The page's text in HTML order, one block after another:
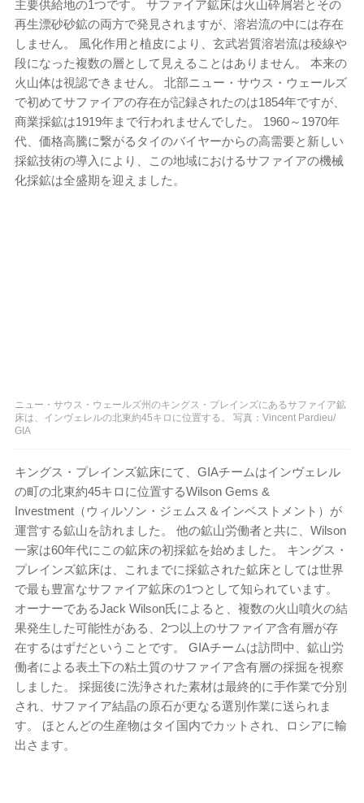
主要供給地の1つです。 サファイア鉱床は火山砕屑岩とその
再生漂砂砂鉱の両方で発見されますが、溶岩流の中には存在
しません。 風化作用と植皮により、玄武岩質溶岩流は稜線や
段になった複数の層として見えることはありません。 本来の
火山体は視認できません。 北部ニュー・サウス・ウェールズ
で初めてサファイアの存在が記録されたのは1854年ですが、
商業採鉱は1919年まで行われませんでした。 1960～1970年
代、価格高騰に繋がるタイのバイヤーからの高需要と新しい
採鉱技術の導入により、この地域におけるサファイアの機械
化採鉱は全盛期を迎えました。
ニュー・サウス・ウェールズ州のキングス・プレインズにあるサファイア鉱
床は、インヴェレルの北東約45キロに位置する。 写真：Vincent Pardieu/
GIA
キングス・プレインズ鉱床にて、GIAチームはインヴェレル
の町の北東約45キロに位置するWilson Gems &
Investment（ウィルソン・ジェムス＆インベストメント）が
運営する鉱山を訪れました。 他の鉱山労働者と共に、Wilson
一家は60年代にこの鉱床の初採鉱を始めました。 キングス・
プレインズ鉱床は、これまでに採鉱された鉱床としては世界
で最も豊富なサファイア鉱床の1つとして知られています。
オーナーであるJack Wilson氏によると、複数の火山噴火の結
果発生した可能性がある、2つ以上のサファイア含有層が存
在するはずだということです。 GIAチームは訪問中、鉱山労
働者による表土下の粘土質のサファイア含有層の採掘を視察
しました。 採掘後に洗浄された素材は最終的に手作業で分別
され、サファイア結晶の原石が更なる選別作業に送られま
す。 ほとんどの生産物はタイ国内でカットされ、ロシアに輸
出さます。